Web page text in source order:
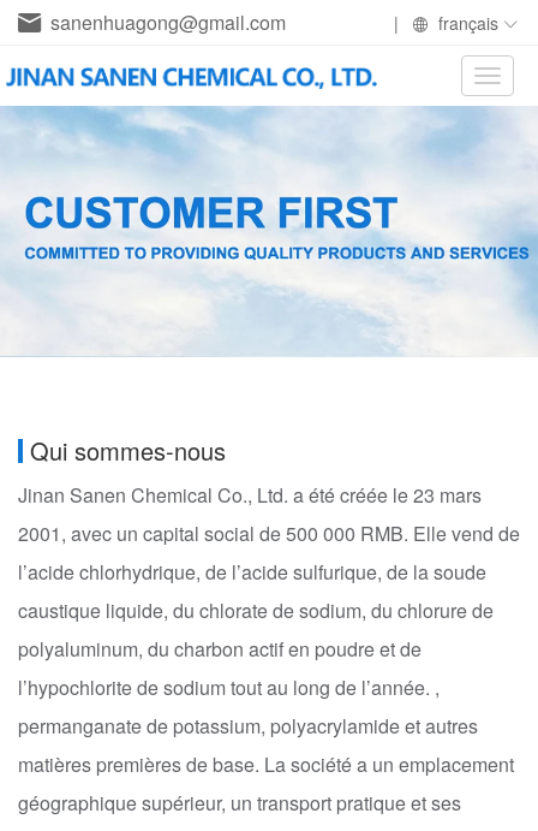
sanenhuagong@gmail.com | français
Toggle
Qui sommes-nous
Jinan Sanen Chemical Co., Ltd. a été créée le 23 mars
2001, avec un capital social de 500 000 RMB. Elle vend de
l’acide chlorhydrique, de l’acide sulfurique, de la soude
caustique liquide, du chlorate de sodium, du chlorure de
polyaluminum, du charbon actif en poudre et de
l’hypochlorite de sodium tout au long de l’année. ,
permanganate de potassium, polyacrylamide et autres
matières premières de base. La société a un emplacement
géographique supérieur, un transport pratique et ses